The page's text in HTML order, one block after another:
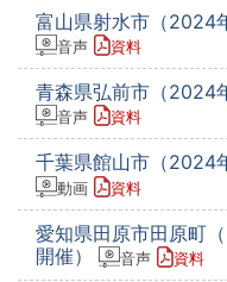
富山県射水市（2024
音声 資料
青森県弘前市（2024
音声 資料
千葉県館山市（2024
動画 資料
愛知県田原市田原町
開催）
音声 資料